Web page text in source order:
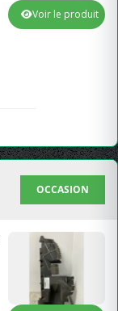
Voir le produit
OCCASION